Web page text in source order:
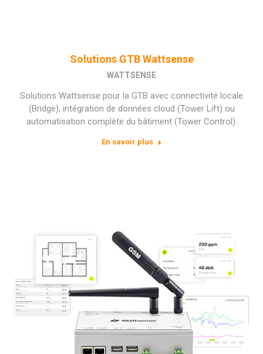
Solutions GTB Wattsense
WATTSENSE
Solutions Wattsense pour la GTB avec connectivité locale
(Bridge), intégration de données cloud (Tower Lift) ou
automatisation complète du bâtiment (Tower Control).
En savoir plus